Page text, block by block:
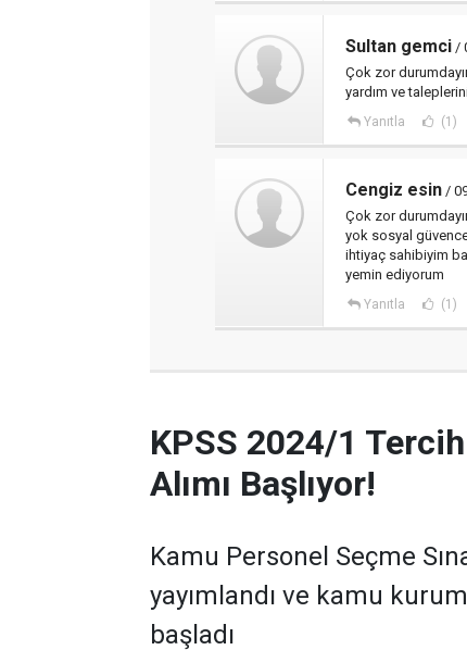
Sultan gemci /
Çok zor
yardım ve
Yanıtla (1)
Cengiz esin /
Çok zor
yok sosyal
ihtiyaç sahibiyim
yemin ediyorum
Yanıtla (1)
KPSS 2024/1
Alımı Başlıyor!
Kamu Personel Seçme
yayımlandı ve kamu
başladı